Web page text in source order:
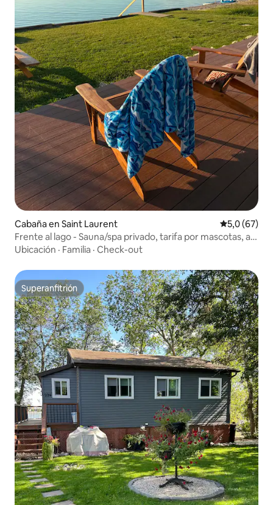
Cabaña en Saint Laurent Calificación
5,0 (67)
Frente al lago - Sauna/spa privado, tarifa por mascotas, a
45 minutos de la ciudad
Ubicación · Familia · Check-out
Superanfitrión
Superanfitrión